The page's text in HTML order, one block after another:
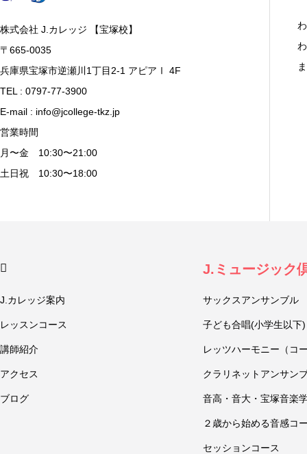
株式会社 J.カレッジ 【宝塚校】
〒665-0035
兵庫県宝塚市逆瀬川1丁目2-1 アピアⅠ 4F
TEL : 0797-77-3900
E-mail : info@jcollege-tkz.jp
営業時間
月〜金 10:30〜21:00
土日祝 10:30〜18:00
J.カレッジ案内
レッスンコース
講師紹介
アクセス
ブログ
J.ミュージック
サックスアンサンブル
子ども合唱(小学生以下)
レッツハーモニー（コ
クラリネットアンサン
音高・音大・宝塚音楽
２歳から始める音感コ
セッションコース